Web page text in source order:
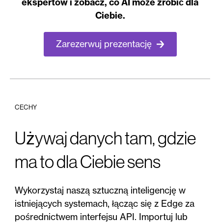
ekspertów i zobacz, co AI może zrobić dla
Ciebie.
Zarezerwuj prezentację
CECHY
Używaj danych tam, gdzie
ma to dla Ciebie sens
Wykorzystaj naszą sztuczną inteligencję w
istniejących systemach, łącząc się z Edge za
pośrednictwem interfejsu API. Importuj lub